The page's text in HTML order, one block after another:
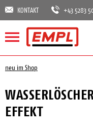
KONTAKT +43 5283
neu im Shop
EFFEKT